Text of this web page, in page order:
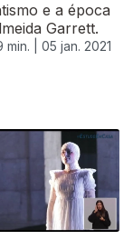
e a época
Garrett.
min. | 05 jan. 2021